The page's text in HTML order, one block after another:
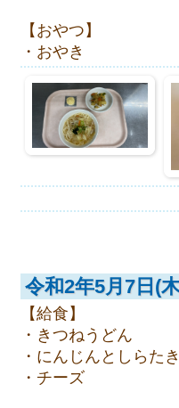
【おやつ】
・おやき
令和2年5月7日(
【給食】
・きつねうどん
・にんじんとしらた
・チーズ